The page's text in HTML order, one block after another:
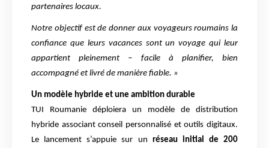
partenaires locaux.
Notre objectif est de donner aux voyageurs roumains la
confiance que leurs vacances sont un voyage qui leur
appartient pleinement – facile à planifier, bien
accompagné et livré de manière fiable. »
Un modèle hybride et une ambition durable
TUI Roumanie déploiera un modèle de distribution
hybride associant conseil personnalisé et outils digitaux.
Le lancement s’appuie sur un réseau initial de 200